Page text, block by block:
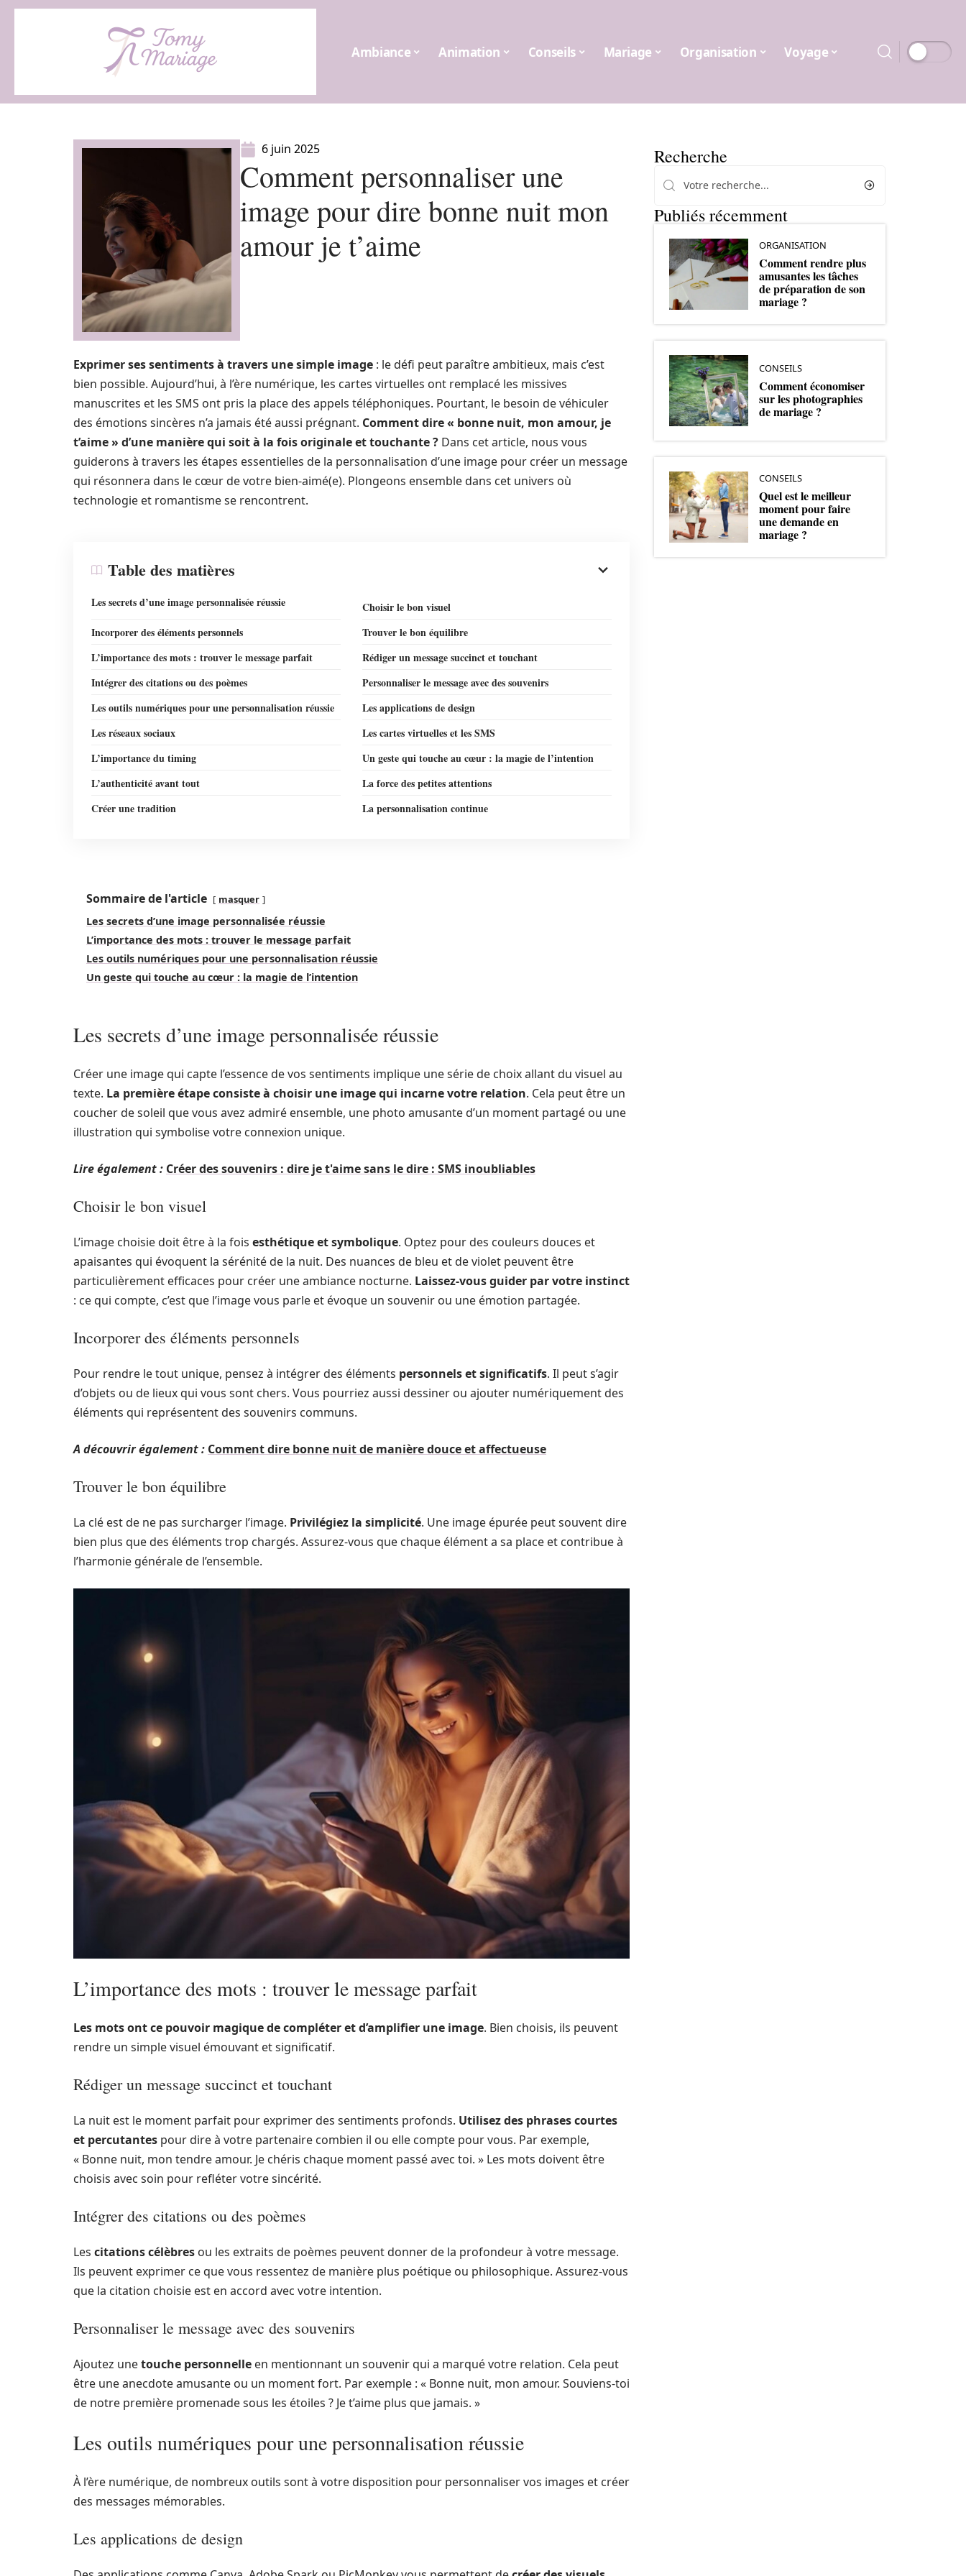
Ambiance Animation Conseils Mariage Organisation Voyage
6 juin 2025
Comment personnaliser une
image pour dire bonne nuit mon
amour je t’aime
Exprimer ses sentiments à travers une simple image : le défi peut paraître ambitieux, mais c’est
bien possible. Aujourd’hui, à l’ère numérique, les cartes virtuelles ont remplacé les missives
manuscrites et les SMS ont pris la place des appels téléphoniques. Pourtant, le besoin de véhiculer
des émotions sincères n’a jamais été aussi prégnant. Comment dire « bonne nuit, mon amour, je
t’aime » d’une manière qui soit à la fois originale et touchante ? Dans cet article, nous vous
guiderons à travers les étapes essentielles de la personnalisation d’une image pour créer un message
qui résonnera dans le cœur de votre bien-aimé(e). Plongeons ensemble dans cet univers où
technologie et romantisme se rencontrent.
Table des matières
Les secrets d’une image personnalisée réussie
Choisir le bon visuel
Incorporer des éléments personnels
Trouver le bon équilibre
L’importance des mots : trouver le message parfait
Rédiger un message succinct et touchant
Intégrer des citations ou des poèmes
Personnaliser le message avec des souvenirs
Les outils numériques pour une personnalisation réussie
Les applications de design
Les réseaux sociaux
Les cartes virtuelles et les SMS
L’importance du timing
Un geste qui touche au cœur : la magie de l’intention
L’authenticité avant tout
La force des petites attentions
Créer une tradition
La personnalisation continue
Sommaire de l'article masquer
Les secrets d’une image personnalisée réussie
L’importance des mots : trouver le message parfait
Les outils numériques pour une personnalisation réussie
Un geste qui touche au cœur : la magie de l’intention
Les secrets d’une image personnalisée réussie
Créer une image qui capte l’essence de vos sentiments implique une série de choix allant du visuel au
texte. La première étape consiste à choisir une image qui incarne votre relation. Cela peut être un
coucher de soleil que vous avez admiré ensemble, une photo amusante d’un moment partagé ou une
illustration qui symbolise votre connexion unique.
Lire également : Créer des souvenirs : dire je t'aime sans le dire : SMS inoubliables
Choisir le bon visuel
L’image choisie doit être à la fois esthétique et symbolique. Optez pour des couleurs douces et
apaisantes qui évoquent la sérénité de la nuit. Des nuances de bleu et de violet peuvent être
particulièrement efficaces pour créer une ambiance nocturne. Laissez-vous guider par votre instinct
: ce qui compte, c’est que l’image vous parle et évoque un souvenir ou une émotion partagée.
Incorporer des éléments personnels
Pour rendre le tout unique, pensez à intégrer des éléments personnels et significatifs. Il peut s’agir
d’objets ou de lieux qui vous sont chers. Vous pourriez aussi dessiner ou ajouter numériquement des
éléments qui représentent des souvenirs communs.
A découvrir également : Comment dire bonne nuit de manière douce et affectueuse
Trouver le bon équilibre
La clé est de ne pas surcharger l’image. Privilégiez la simplicité. Une image épurée peut souvent dire
bien plus que des éléments trop chargés. Assurez-vous que chaque élément a sa place et contribue à
l’harmonie générale de l’ensemble.
L’importance des mots : trouver le message parfait
Les mots ont ce pouvoir magique de compléter et d’amplifier une image. Bien choisis, ils peuvent
rendre un simple visuel émouvant et significatif.
Rédiger un message succinct et touchant
La nuit est le moment parfait pour exprimer des sentiments profonds. Utilisez des phrases courtes
et percutantes pour dire à votre partenaire combien il ou elle compte pour vous. Par exemple,
« Bonne nuit, mon tendre amour. Je chéris chaque moment passé avec toi. » Les mots doivent être
choisis avec soin pour refléter votre sincérité.
Intégrer des citations ou des poèmes
Les citations célèbres ou les extraits de poèmes peuvent donner de la profondeur à votre message.
Ils peuvent exprimer ce que vous ressentez de manière plus poétique ou philosophique. Assurez-vous
que la citation choisie est en accord avec votre intention.
Personnaliser le message avec des souvenirs
Ajoutez unetouche personnelle en mentionnant un souvenir qui a marqué votre relation. Cela peut
être une anecdote amusante ou un moment fort. Par exemple : « Bonne nuit, mon amour. Souviens-toi
de notre première promenade sous les étoiles ? Je t’aime plus que jamais. »
Les outils numériques pour une personnalisation réussie
À l’ère numérique, de nombreux outils sont à votre disposition pour personnaliser vos images et créer
des messages mémorables.
Les applications de design
Recherche
Publiés récemment
ORGANISATION
Comment rendre plus
amusantes les tâches
de préparation de son
mariage ?
CONSEILS
Comment économiser
sur les photographies
de mariage ?
CONSEILS
Quel est le meilleur
moment pour faire
une demande en
mariage ?